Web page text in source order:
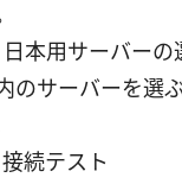
本用サーバーの
のサーバーを選
続テスト